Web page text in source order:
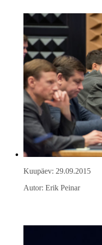
Kuupäev: 29.09.2015
Autor: Erik Peinar